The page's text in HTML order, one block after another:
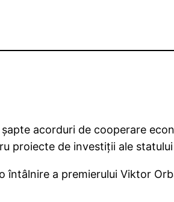
acorduri de cooperare
proiecte de investiţii ale
întâlnire a premierului Viktor